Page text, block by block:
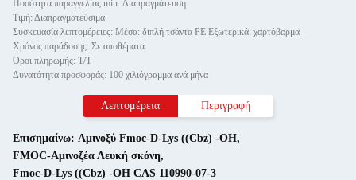
Ποσότητα παραγγελίας min: Διαπραγμάτευση
Τιμή: Διαπραγματεύσιμα
Συσκευασία λεπτομέρειες: Μέσα: διπλή τσάντα PE Εξωτερικά: χαρτόβαρμα
Χρόνος παράδοσης: Σε αποθέματα
Όροι πληρωμής: Τ/Τ
Δυνατότητα προσφοράς: 100 χιλιόγραμμα ανά μήνα
Λεπτομέρεια Περιγραφή
Επισημαίνω: Αμινοξύ Fmoc-D-Lys ((Cbz) -OH,
FMOC-Αμινοξέα Λευκή σκόνη,
Fmoc-D-Lys ((Cbz) -OH CAS 110990-07-3